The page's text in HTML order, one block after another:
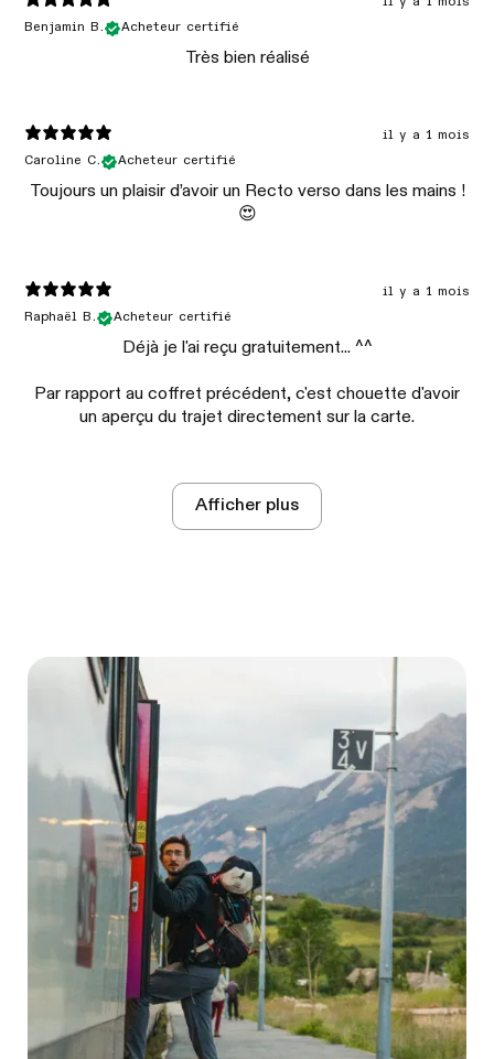
Benjamin B.
Acheteur certifié
Très bien réalisé
il y a 1 mois
Caroline C.
Acheteur certifié
Toujours un plaisir d’avoir un Recto verso dans les mains !
😍
il y a 1 mois
Raphaël B.
Acheteur certifié
Déjà je l'ai reçu gratuitement... ^^
Par rapport au coffret précédent, c'est chouette d'avoir
un aperçu du trajet directement sur la carte.
Afficher plus